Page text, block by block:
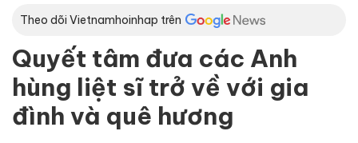
Theo dõi Vietnamhoinhap trên
Quyết tâm đưa các Anh
hùng liệt sĩ trở về với gia
đình và quê hương